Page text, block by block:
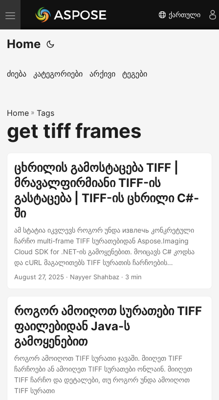
T
o
g
l
a
v
i
o
ქართული
Home
ძიება კატეგორიები არქივი ტეგები
Home » Tags
get tiff frames
ცხრილის გამოსტაცება TIFF |
მრავალფირმიანი TIFF-ის
გასტაცება | TIFF-ის ცხრილი C#-
ში
ამ სტატია იკვლევს როგორ უნდა извлечь კონკრეტული
ჩარჩო multi-frame TIFF სურათებიდან Aspose.Imaging
Cloud SDK for .NET-ის გამოყენებით. მოიცავს C# კოდსა
და cURL მაგალითებს TIFF სურათის ჩარჩოების
ავტომატიზაციისთვის.
August 27, 2025 · Nayyer Shahbaz · 3 min
როგორ ამოიღოთ სურათები TIFF
ფაილებიდან Java-ს
გამოყენებით
როგორ ამოიღოთ TIFF სურათი ჯავაში. მიიღეთ TIFF
ჩარჩოები ან ამოიღეთ TIFF სურათები ონლაინ. მიიღეთ
TIFF ჩარჩო და დეტალები, თუ როგორ უნდა ამოიღოთ
TIFF სურათი